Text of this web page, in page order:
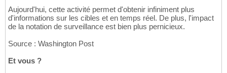
Aujourd'hui, cette activité permet d'obtenir infiniment plus
d'informations sur les cibles et en temps réel. De plus, l'impact
de la notation de surveillance est bien plus pernicieux.
Source : Washington Post
Et vous ?